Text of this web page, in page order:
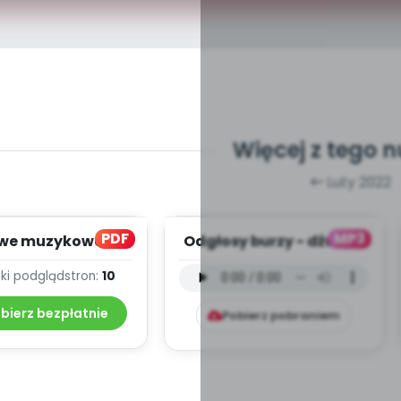
Więcej z tego
Luty 2022
PDF
muzykowanie
podglądstron: 10
bezpłatnie
MP3
Odgłosy burzy - dźwięki
Pobierz pobraniem